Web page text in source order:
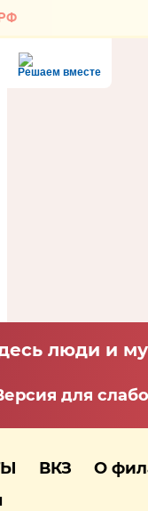
Решаем вместе
люди и
для
ВКЗ О